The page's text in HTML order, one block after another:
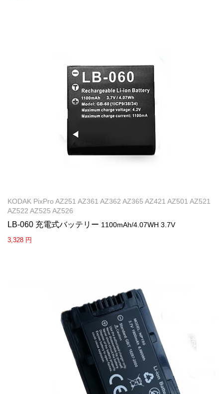
KODAK PixPro AZ251 AZ361 AZ362 AZ365 AZ421 AZ501 AZ521
AZ522 AZ525 AZ526
LB-060 充電式バッテリー 1100mAh/4.07WH 3.7V
3,328 円